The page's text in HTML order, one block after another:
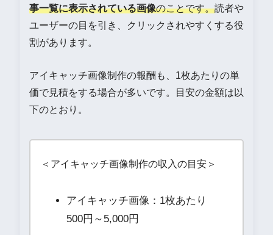
事一覧に表示されている画像のことです。読者や
ユーザーの目を引き、クリックされやすくする役
割があります。
アイキャッチ画像制作の報酬も、1枚あたりの単
価で見積をする場合が多いです。目安の金額は以
下のとおり。
＜アイキャッチ画像制作の収入の目安＞
アイキャッチ画像：1枚あたり
500円～5,000円